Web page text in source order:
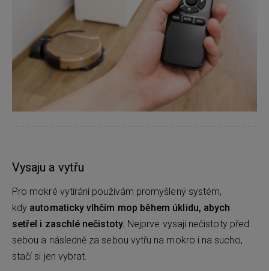
Vysaju a vytřu
Pro mokré vytírání používám promyšlený systém,
kdy automaticky vlhčím mop během úklidu, abych
setřel i zaschlé nečistoty. Nejprve vysaji nečistoty před
sebou a následně za sebou vytřu na mokro i na sucho,
stačí si jen vybrat.